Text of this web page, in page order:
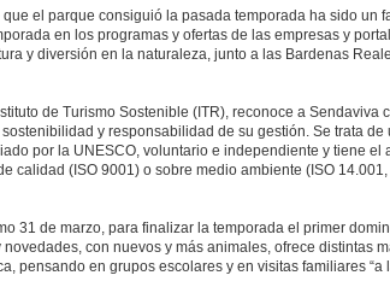
el parque consiguió la pasada temporada ha sido un
en los programas y ofertas de las empresas y
y diversión en la naturaleza, junto a las Bardenas
de Turismo Sostenible (ITR), reconoce a Sendaviva
y responsabilidad de su gestión. Se trata de
por la UNESCO, voluntario e independiente y tiene el
calidad (ISO 9001) o sobre medio ambiente (ISO 14.001,
31 de marzo, para finalizar la temporada el primer
con nuevos y más animales, ofrece distintas
pensando en grupos escolares y en visitas familiares “a